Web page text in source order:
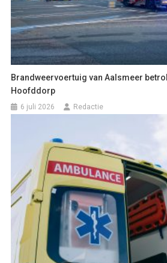
Brandweervoertuig van Aalsmeer
Hoofddorp
6 juli 2026 Redactie